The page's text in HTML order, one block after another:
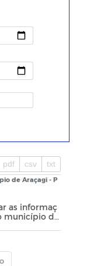
pdf csv txt
de Araçagi - P
as informaç
município de